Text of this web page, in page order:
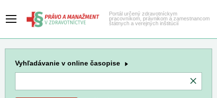
Portál určený zdravotníckym
pracovníkom, právnikom a zamestnancom
štátnych a verejných inštitúcií
Vyhľadávanie v online časopise